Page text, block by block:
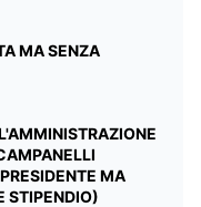
MA SENZA
MA
STIPENDIO)